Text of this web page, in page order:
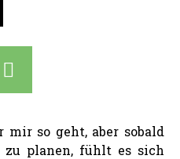
so geht, aber sobald
zu planen, fühlt es sich